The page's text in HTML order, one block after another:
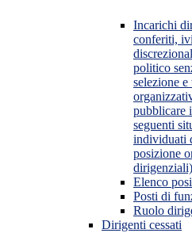
Incarichi
conferiti,
politico
selezione
pubblicare
seguenti
individuati
posizione
dirigenziali)
Elenco
Posti di
Ruolo
Dirigenti cessati